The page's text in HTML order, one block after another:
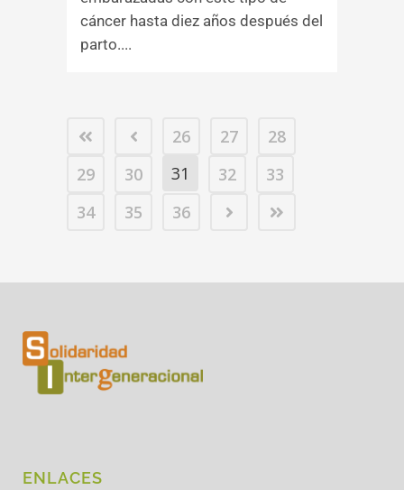
cáncer hasta diez años después del
parto....
26 27
28
29
30 31 32
33
34
35 36
ENLACES